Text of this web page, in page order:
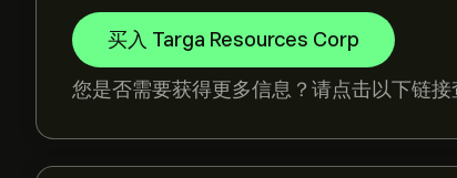
买入 Targa Resources Corp
您是否需要获得更多信息？请点击以下链接